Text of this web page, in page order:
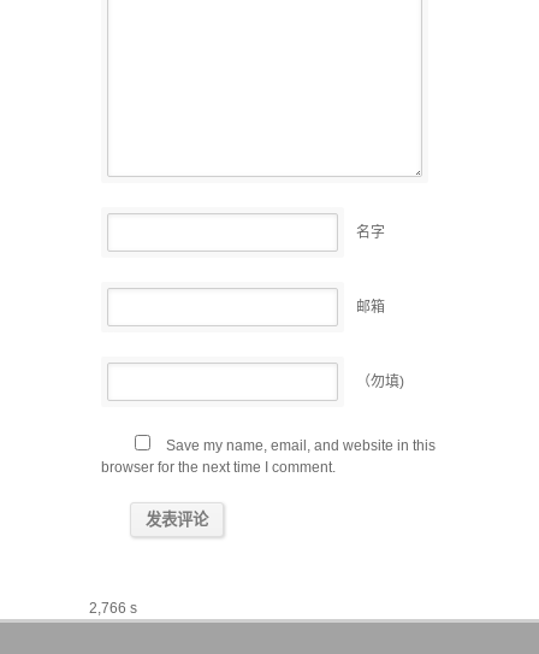
名字
邮箱
（勿填)
Save my name, email, and website in this
browser for the next time I comment.
2,766 s